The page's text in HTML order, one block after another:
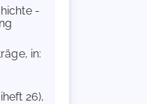
-
in:
26),